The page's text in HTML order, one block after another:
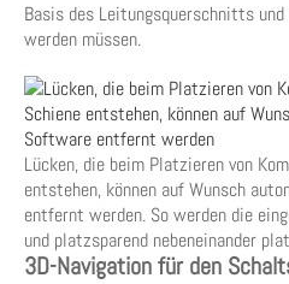
Basis des Leitungsquerschnitts
werden müssen.
Lücken, die beim Platzieren von
entstehen, können auf Wunsch
entfernt werden. So werden die
und platzsparend nebeneinander
3D-Navigation für den